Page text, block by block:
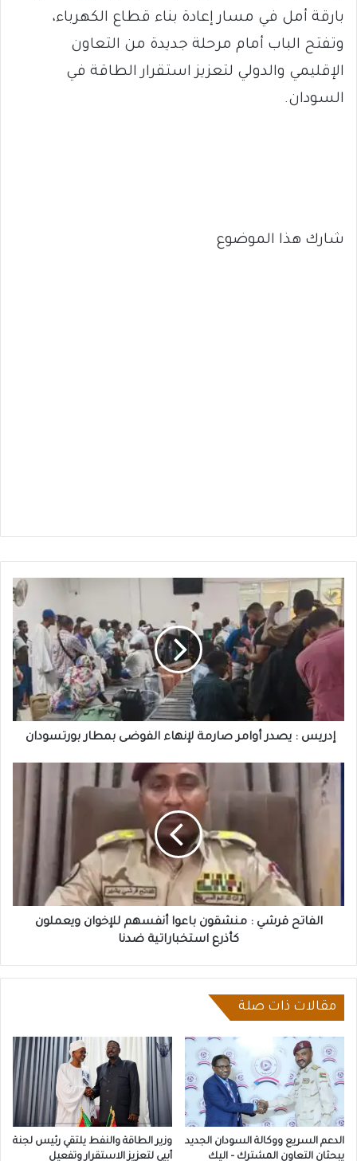
بارقة أمل في مسار إعادة بناء قطاع الكهرباء،
وتفتح الباب أمام مرحلة جديدة من التعاون
الإقليمي والدولي لتعزيز استقرار الطاقة في
السودان.
شارك هذا الموضوع
إدريس
يصدر
أوامر
الفوضى
بمطار
بورتسودان
إدريس : يصدر أوامر صارمة لإنهاء الفوضى بمطار بورتسودان
الفاتح
قرشي
ويعملون
كأذرع
استخباراتية
الفاتح قرشي : منشقون باعوا أنفسهم للإخوان ويعملون
كأذرع استخباراتية ضدنا
مقالات ذات صلة
الدعم السريع ووكالة السودان الجديد
يبحثان التعاون المشترك – اليك
وزير الطاقة والنفط يلتقي رئيس لجنة
أبيي لتعزيز الاستقرار وتفعيل